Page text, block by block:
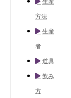
方法
生産
者
道具
飲み
方